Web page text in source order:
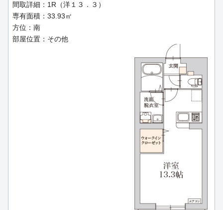
間取詳細：1R（洋１３．３）
専有面積：33.93㎡
方位：南
部屋位置：その他